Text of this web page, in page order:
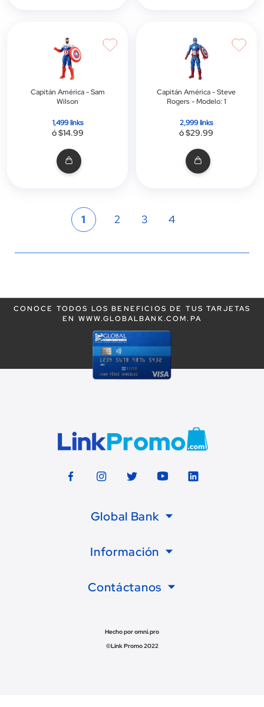
Capitán América - Sam
Wilson
1,499 links
ó $14.99
Capitán América - Steve
Rogers - Modelo: 1
2,999 links
ó $29.99
Actualmente
página
1 Página
2 Página
3 Página
4
CONOCE TODOS LOS BENEFICIOS DE TUS TARJETAS
EN WWW.GLOBALBANK.COM.PA
Global Bank
Información
Contáctanos
Hecho por omni.pro
©Link Promo 2022